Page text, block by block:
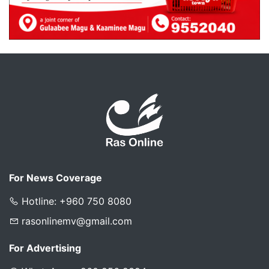
For News Coverage
Hotline: +960 750 8080
rasonlinemv@gmail.com
For Advertising